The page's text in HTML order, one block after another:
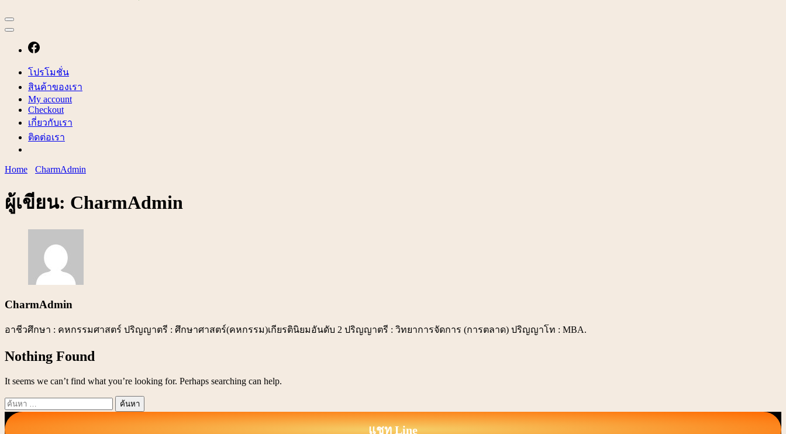
โปรโมชั่น
สินค้าของเรา
My account
Checkout
เกี่ยวกับเรา
ติดต่อเรา
Home CharmAdmin
ผู้เขียน: CharmAdmin
CharmAdmin
อาชีวศึกษา : คหกรรมศาสตร์ ปริญญาตรี : ศึกษาศาสตร์(คหกรรม)เกียรตินิยมอันดับ 2 ปริญญาตรี : วิทยาการจัดการ (การตลาด) ปริญญาโท : MBA.
Nothing Found
It seems we can’t find what you’re looking for. Perhaps searching can help.
ค้นหา
สำหรับ:
แชท Line